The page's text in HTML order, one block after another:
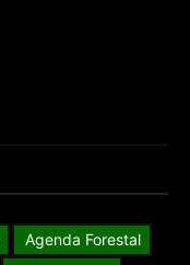
Agenda Forestal